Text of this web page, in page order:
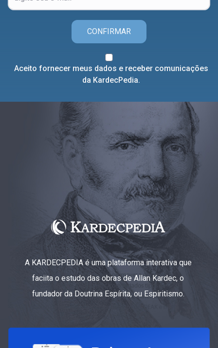
CONFIRMAR
Aceito fornecer meus dados e receber comunicações
da KardecPedia.
A KARDECPEDIA é uma plataforma interativa que
faciita o estudo das obras de Allan Kardec, o
fundador da Doutrina Espírita, ou Espiritismo.